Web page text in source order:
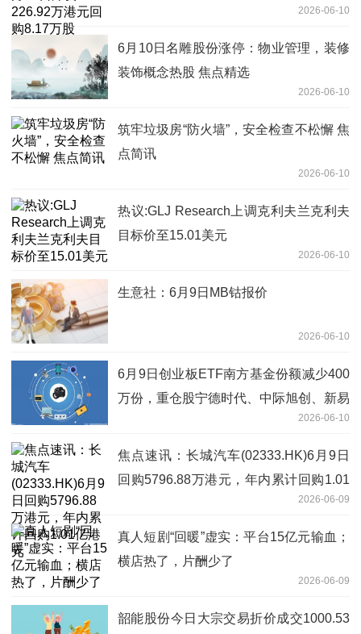
2026-06-10
6月10日名雕股份涨停：物业管理，装修
装饰概念热股 焦点精选
2026-06-10
筑牢垃圾房“防火墙”，安全检查不松懈 焦
点简讯
2026-06-10
热议:GLJ Research上调克利夫兰克利夫
目标价至15.01美元
2026-06-10
生意社：6月9日MB钴报价
2026-06-10
6月9日创业板ETF南方基金份额减少400
万份，重仓股宁德时代、中际旭创、新易
2026-06-10
焦点速讯：长城汽车(02333.HK)6月9日
回购5796.88万港元，年内累计回购1.01
2026-06-09
真人短剧“回暖”虚实：平台15亿元输血；
横店热了，片酬少了
2026-06-09
韶能股份今日大宗交易折价成交1000.53